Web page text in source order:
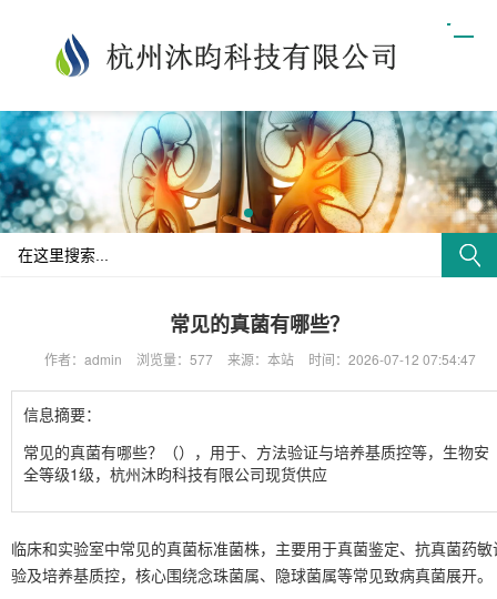
常见的真菌有哪些？
作者：admin 浏览量：577 来源：本站 时间：2026-07-12 07:54:47
信息摘要：
常见的真菌有哪些？（），用于、方法验证与培养基质控等，生物安
全等级1级，杭州沐昀科技有限公司现货供应
临床和实验室中常见的真菌标准菌株，主要用于真菌鉴定、抗真菌药敏
验及培养基质控，核心围绕念珠菌属、隐球菌属等常见致病真菌展开。